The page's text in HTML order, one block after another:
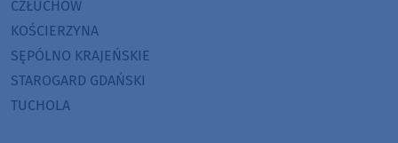
CZŁUCHÓW
KOŚCIERZYNA
SĘPÓLNO KRAJEŃSKIE
STAROGARD GDAŃSKI
TUCHOLA